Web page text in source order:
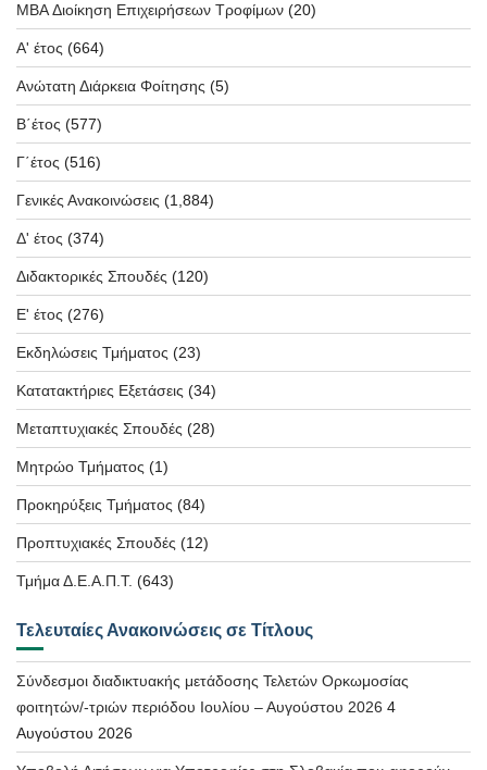
MBA Διοίκηση Επιχειρήσεων Τροφίμων (20)
Α' έτος (664)
Ανώτατη Διάρκεια Φοίτησης (5)
Β΄έτος (577)
Γ΄έτος (516)
Γενικές Ανακοινώσεις (1,884)
Δ' έτος (374)
Διδακτορικές Σπουδές (120)
Ε' έτος (276)
Εκδηλώσεις Τμήματος (23)
Κατατακτήριες Εξετάσεις (34)
Μεταπτυχιακές Σπουδές (28)
Μητρώο Τμήματος (1)
Προκηρύξεις Τμήματος (84)
Προπτυχιακές Σπουδές (12)
Τμήμα Δ.Ε.Α.Π.Τ. (643)
Τελευταίες Ανακοινώσεις σε Τίτλους
Σύνδεσμοι διαδικτυακής μετάδοσης Τελετών Ορκωμοσίας
φοιτητών/-τριών περιόδου Ιουλίου – Αυγούστου 2026 4
Αυγούστου 2026